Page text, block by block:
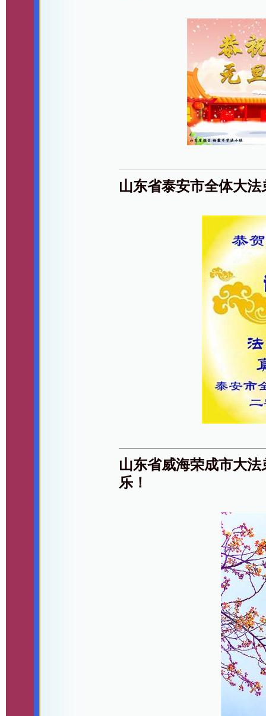
山东省泰安市全体大
山东省威海荣成市大
乐！